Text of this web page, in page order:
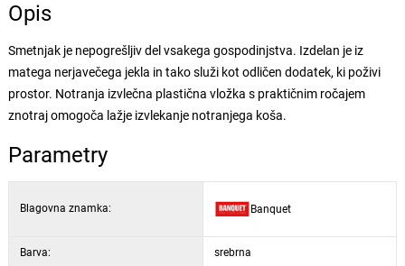
Opis
Smetnjak je nepogrešljiv del vsakega gospodinjstva. Izdelan je iz
matega nerjavečega jekla in tako služi kot odličen dodatek, ki poživi
prostor. Notranja izvlečna plastična vložka s praktičnim ročajem
znotraj omogoča lažje izvlekanje notranjega koša.
Parametry
Blagovna znamka: Banquet
Barva: srebrna